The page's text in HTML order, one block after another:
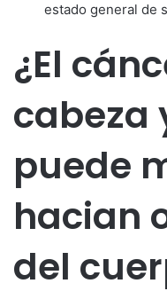
estado general de
¿El
cabeza
puede
hacian
del